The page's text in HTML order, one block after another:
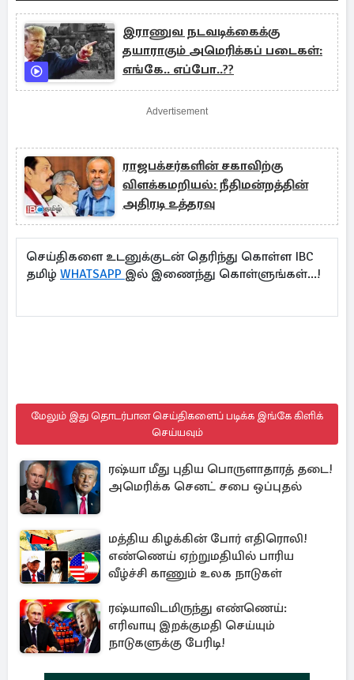
இராணுவ நடவடிக்கைக்கு
தயாராகும் அமெரிக்கப் படைகள்:
எங்கே.. எப்போ..??
Advertisement
ராஜபக்சர்களின் சகாவிற்கு
விளக்கமறியல்: நீதிமன்றத்தின்
அதிரடி உத்தரவு
செய்திகளை உடனுக்குடன் தெரிந்து கொள்ள IBC
தமிழ் WHATSAPP இல் இணைந்து கொள்ளுங்கள்...!
மேலும் இது தொடர்பான செய்திகளைப் படிக்க இங்கே கிளிக்
செய்யவும்
ரஷ்யா மீது புதிய பொருளாதாரத் தடை!
அமெரிக்க செனட் சபை ஒப்புதல்
மத்திய கிழக்கின் போர் எதிரொலி!
எண்ணெய் ஏற்றுமதியில் பாரிய
வீழ்ச்சி காணும் உலக நாடுகள்
ரஷ்யாவிடமிருந்து எண்ணெய்:
எரிவாயு இறக்குமதி செய்யும்
நாடுகளுக்கு பேரிடி!